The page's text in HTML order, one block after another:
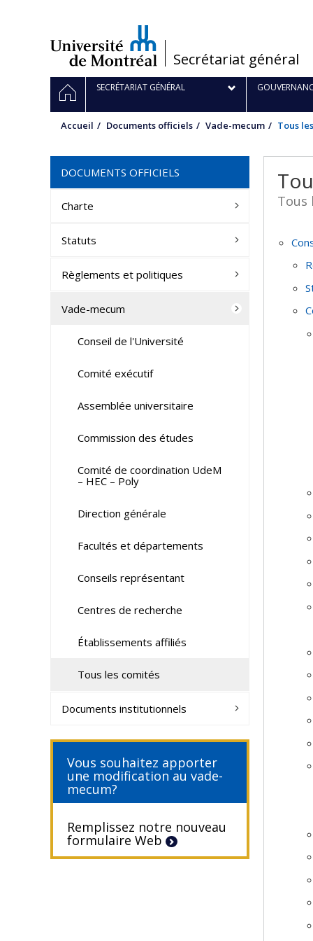
/
Secrétariat général
Navigation
principale
ACCUEILSECRÉTARIAT GÉNÉRAL
Accueil Documents officiels Vade-mecum Tous
Tous
DOCUMENTS OFFICIELS
Charte
Statuts
Règlements et politiques
Vade-mecum
Conseil de l'Université
Comité exécutif
Assemblée universitaire
Commission des études
Comité de coordination UdeM
– HEC – Poly
Direction générale
Facultés et départements
Conseils représentant
Centres de recherche
Établissements affiliés
Tous les comités
Documents institutionnels
Vous souhaitez apporter
une modification au vade-
mecum?
Remplissez notre nouveau
formulaire Web